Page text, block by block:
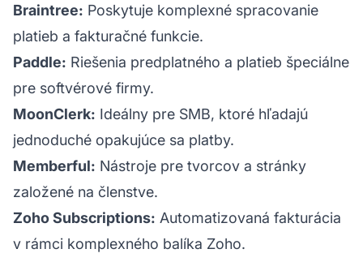
Braintree: Poskytuje komplexné spracovanie
platieb a fakturačné funkcie.
Paddle: Riešenia predplatného a platieb špeciálne
pre softvérové firmy.
MoonClerk: Ideálny pre SMB, ktoré hľadajú
jednoduché opakujúce sa platby.
Memberful: Nástroje pre tvorcov a stránky
založené na členstve.
Zoho Subscriptions: Automatizovaná fakturácia
v rámci komplexného balíka Zoho.